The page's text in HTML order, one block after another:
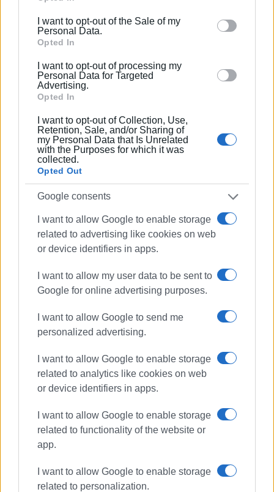
behaviour. You may click to grant or deny consent to
Google and its third-party tags to use your data for
section.
I want to opt-out of the Sale of my
Personal Data.
Opted In
I want to opt-out of processing my
Personal Data for Targeted
Advertising.
Opted In
I want to opt-out of Collection, Use,
Retention, Sale, and/or Sharing of
my Personal Data that Is Unrelated
with the Purposes for which it was
collected.
Opted Out
Google consents
I want to allow Google to enable storage
related to advertising like cookies on web
or device identifiers in apps.
I want to allow my user data to be sent to
Google for online advertising purposes.
I want to allow Google to send me
personalized advertising.
I want to allow Google to enable storage
related to analytics like cookies on web
or device identifiers in apps.
I want to allow Google to enable storage
related to functionality of the website or
app.
I want to allow Google to enable storage
related to personalization.
1990 σε θέσεις υψηλής ευθύνης. Ειδικεύεται στις
δημόσιες σχέσεις, το ελεύθερο και το
Ακολουθήστε το enimerosi στοFacebook
Συνδρομητές στο e-paper